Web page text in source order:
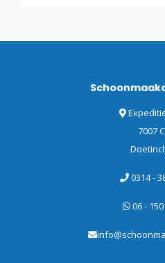
7007
0314 -
06 -